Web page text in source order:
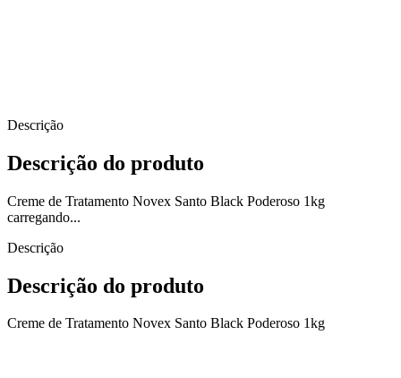
Descrição
Descrição do produto
Creme de Tratamento Novex Santo Black Poderoso 1kg
carregando...
Descrição
Descrição do produto
Creme de Tratamento Novex Santo Black Poderoso 1kg